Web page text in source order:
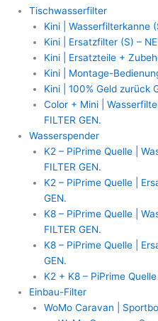
Tischwasserfilter
Kini | Wasserfilterkanne
Kini | Ersatzfilter (S) –
Kini | Ersatzteile +
Kini | Montage-
Kini | 100% Geld zurück
Color + Mini |
FILTER GEN.
Wasserspender
K2 – PiPrime Quelle |
FILTER GEN.
K2 – PiPrime Quelle |
GEN.
K8 – PiPrime Quelle |
FILTER GEN.
K8 – PiPrime Quelle |
GEN.
K2 + K8 – PiPrime
Einbau-Filter
WoMo Caravan |